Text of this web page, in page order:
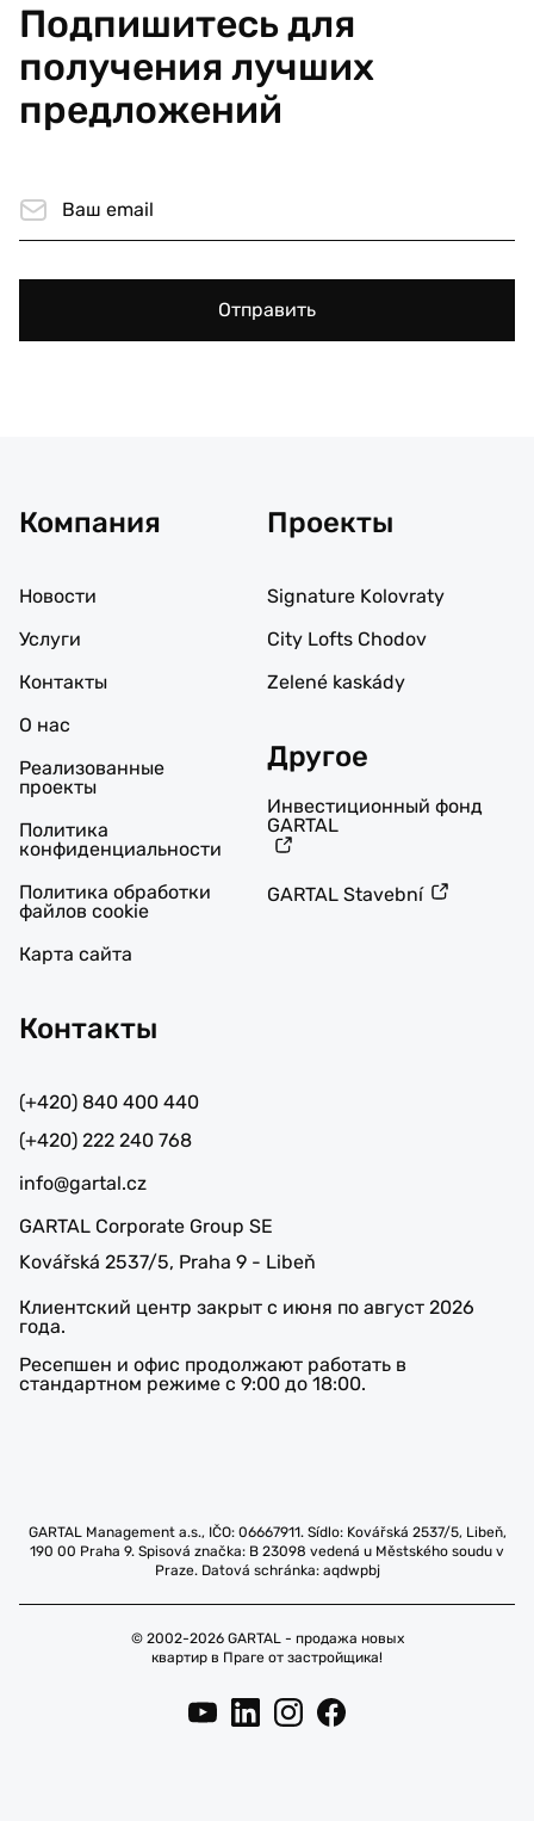
Подпишитесь для
получения лучших
предложений
Отправить
Компания
Новости
Услуги
Контакты
О нас
Реализованные
проекты
Политика
конфиденциальности
Политика обработки
файлов cookie
Карта сайта
Проекты
Signature Kolovraty
City Lofts Chodov
Zelené kaskády
Другое
Инвестиционный фонд
GARTAL
GARTAL Stavební
Контакты
(+420) 840 400 440
(+420) 222 240 768
info@gartal.cz
GARTAL Corporate Group SE
Kovářská 2537/5, Praha 9 - Libeň
Клиентский центр закрыт с июня по август 2026
года.
Ресепшен и офис продолжают работать в
стандартном режиме с 9:00 до 18:00.
GARTAL Management a.s., IČO: 06667911. Sídlo: Kovářská 2537/5, Libeň,
190 00 Praha 9. Spisová značka: B 23098 vedená u Městského soudu v
Praze. Datová schránka: aqdwpbj
© 2002-2026 GARTAL - продажа новых
квартир в Праге от застройщика!